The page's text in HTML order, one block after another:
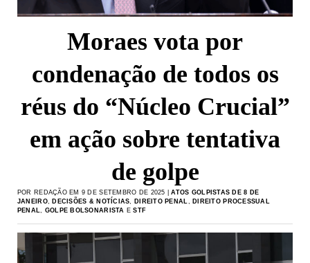
Moraes vota por
condenação de todos os
réus do “Núcleo Crucial”
em ação sobre tentativa
de golpe
POR REDAÇÃO EM 9 DE SETEMBRO DE 2025 |ATOS GOLPISTAS DE 8 DE
JANEIRO, DECISÕES & NOTÍCIAS, DIREITO PENAL, DIREITO PROCESSUAL
PENAL, GOLPE BOLSONARISTA ESTF